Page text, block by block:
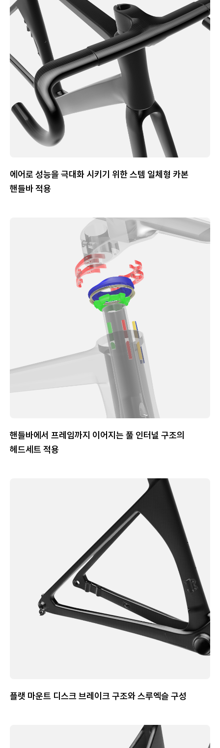
에어로 성능을 극대화 시키기 위한 스템 일체형 카본
핸들바 적용
핸들바에서 프레임까지 이어지는 풀 인터널 구조의
헤드세트 적용
플랫 마운트 디스크 브레이크 구조와 스루엑슬 구성